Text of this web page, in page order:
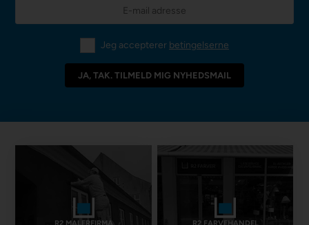
Jeg accepterer betingelserne
R2 MALERFIRMA R2 FARVEHANDEL